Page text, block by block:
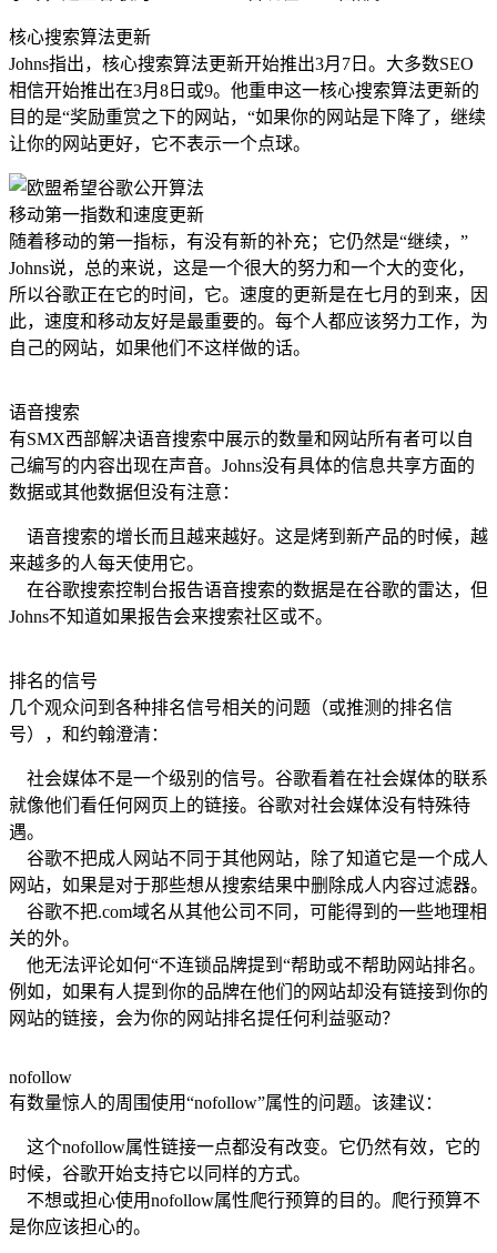
核心搜索算法更新
Johns指出，核心搜索算法更新开始推出3月7日。大多数SEO
相信开始推出在3月8日或9。他重申这一核心搜索算法更新的
目的是“奖励重赏之下的网站，“如果你的网站是下降了，继续
让你的网站更好，它不表示一个点球。
移动第一指数和速度更新
随着移动的第一指标，有没有新的补充；它仍然是“继续，”
Johns说，总的来说，这是一个很大的努力和一个大的变化，
所以谷歌正在它的时间，它。速度的更新是在七月的到来，因
此，速度和移动友好是最重要的。每个人都应该努力工作，为
自己的网站，如果他们不这样做的话。
语音搜索
有SMX西部解决语音搜索中展示的数量和网站所有者可以自
己编写的内容出现在声音。Johns没有具体的信息共享方面的
数据或其他数据但没有注意：
语音搜索的增长而且越来越好。这是烤到新产品的时候，越
来越多的人每天使用它。
在谷歌搜索控制台报告语音搜索的数据是在谷歌的雷达，但
Johns不知道如果报告会来搜索社区或不。
排名的信号
几个观众问到各种排名信号相关的问题（或推测的排名信
号），和约翰澄清：
社会媒体不是一个级别的信号。谷歌看着在社会媒体的联系
就像他们看任何网页上的链接。谷歌对社会媒体没有特殊待
遇。
谷歌不把成人网站不同于其他网站，除了知道它是一个成人
网站，如果是对于那些想从搜索结果中删除成人内容过滤器。
谷歌不把.com域名从其他公司不同，可能得到的一些地理相
关的外。
他无法评论如何“不连锁品牌提到“帮助或不帮助网站排名。
例如，如果有人提到你的品牌在他们的网站却没有链接到你的
网站的链接，会为你的网站排名提任何利益驱动？
nofollow
有数量惊人的周围使用“nofollow”属性的问题。该建议：
这个nofollow属性链接一点都没有改变。它仍然有效，它的
时候，谷歌开始支持它以同样的方式。
不想或担心使用nofollow属性爬行预算的目的。爬行预算不
是你应该担心的。